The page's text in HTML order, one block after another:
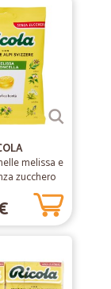
erledigt
09/09/2019
In fase di
visibili al
melissa e
zucchero